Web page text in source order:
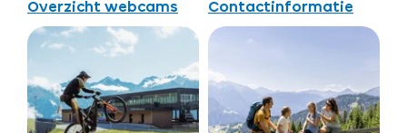
Overzicht webcams Contactinformatie